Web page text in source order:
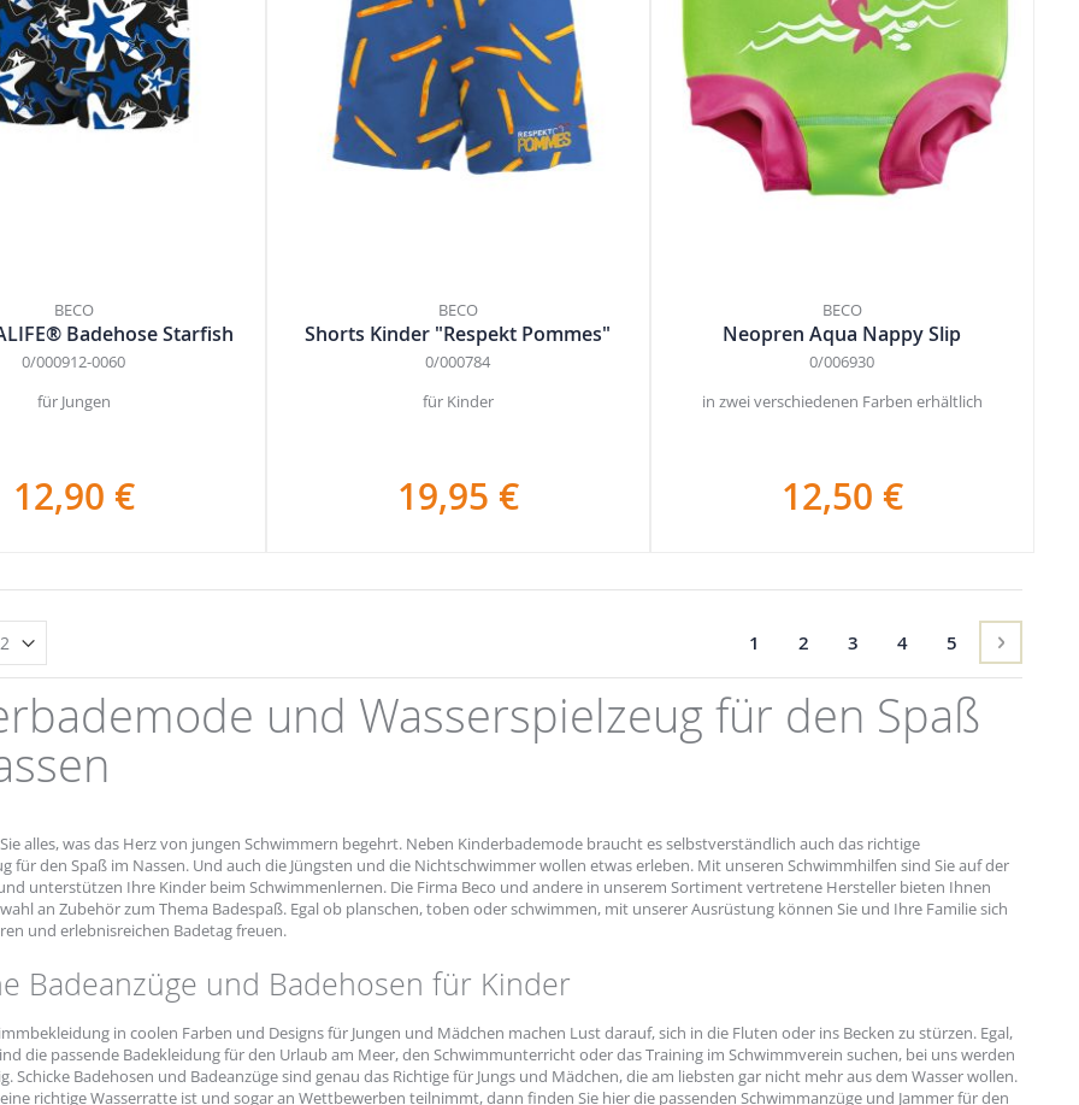
BECO
Badehose Starfish
0/000912-0060
für Jungen
12,90 €
BECO
Shorts Kinder "Respekt Pommes"
0/000784
für Kinder
19,95 €
BECO
Neopren Aqua Nappy Slip
0/006930
in zwei verschiedenen Farben erhältlich
12,50 €
Sie lesen gerade Seite
1 Seite
2 Seite
3 Seite
4 Seite
5 Seite
Weiter
und Wasserspielzeug für den Spaß
alles, was das Herz von jungen Schwimmern begehrt. Neben Kinderbademode braucht es selbstverständlich auch das richtige
für den Spaß im Nassen. Und auch die Jüngsten und die Nichtschwimmer wollen etwas erleben. Mit unseren Schwimmhilfen sind Sie auf der
unterstützen Ihre Kinder beim Schwimmenlernen. Die Firma Beco und andere in unserem Sortiment vertretene Hersteller bieten Ihnen
an Zubehör zum Thema Badespaß. Egal ob planschen, toben oder schwimmen, mit unserer Ausrüstung können Sie und Ihre Familie sich
und erlebnisreichen Badetag freuen.
Badeanzüge und Badehosen für Kinder
in coolen Farben und Designs für Jungen und Mädchen machen Lust darauf, sich in die Fluten oder ins Becken zu stürzen. Egal,
die passende Badekleidung für den Urlaub am Meer, den Schwimmunterricht oder das Training im Schwimmverein suchen, bei uns werden
Schicke Badehosen und Badeanzüge sind genau das Richtige für Jungs und Mädchen, die am liebsten gar nicht mehr aus dem Wasser wollen.
richtige Wasserratte ist und sogar an Wettbewerben teilnimmt, dann finden Sie hier die passenden Schwimmanzüge und Jammer für den